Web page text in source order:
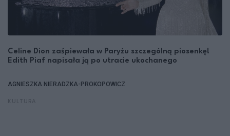
Celine Dion zaśpiewała w Paryżu szczególną piosenkę!
Edith Piaf napisała ją po utracie ukochanego
AGNIESZKA NIERADZKA-PROKOPOWICZ